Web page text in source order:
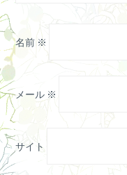
名前 ※
メール ※
サイト